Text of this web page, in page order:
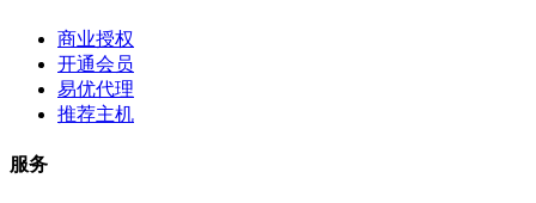
商业授权
开通会员
易优代理
推荐主机
服务